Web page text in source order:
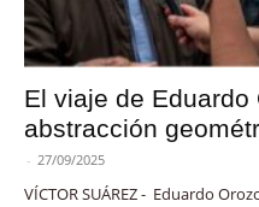
El viaje de
abstracción
- 27/09/2025
VÍCTOR SUÁREZ - Eduardo